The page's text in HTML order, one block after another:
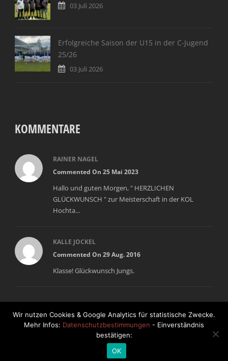
03 Juli 2026
Erfolgreiche Saison der U15 in der C-Jugend
25/26
03 Juli 2026
KOMMENTARE
RAINER NAGEL
Commented On 25 Mai 2023
Hallo und guten Morgen, " HERZLICHEN
GLÜCKWUNSCH " zur Meisterschaft in der KOL
Hochta...
KALLE JOCKEL
Commented On 29 Aug. 2016
Klasse! Glückwunsch Jungs.
© Copyright 2018 - 1. FC 09 OBERSTEDTEN
DATENSCHUTZ
Wir nutzen Cookies & Google Analytics für statistische Zwecke.
Mehr Infos: Datenschutzbestimmungen - Einverständnis
bestätigen:
OK